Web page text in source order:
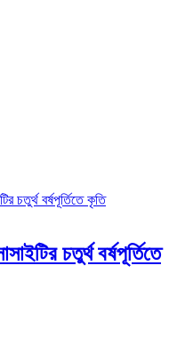
চতুর্থ বর্ষপূর্তিতে